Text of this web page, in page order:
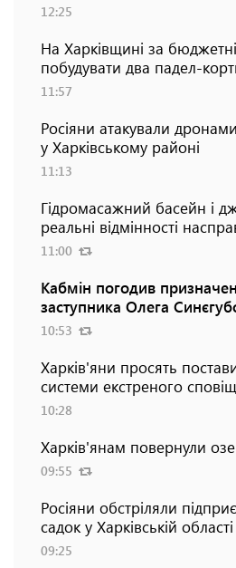
12:25
На Харківщині за
побудувати два падел-
11:57
Росіяни атакували
у Харківському районі
11:13
Гідромасажний басейн і
реальні відмінності
11:00
Кабмін погодив
заступника Олега
10:53
Харків'яни просять
системи екстреного
10:28
Харків'янам повернули
09:55
Росіяни обстріляли
садок у Харківській області
09:25